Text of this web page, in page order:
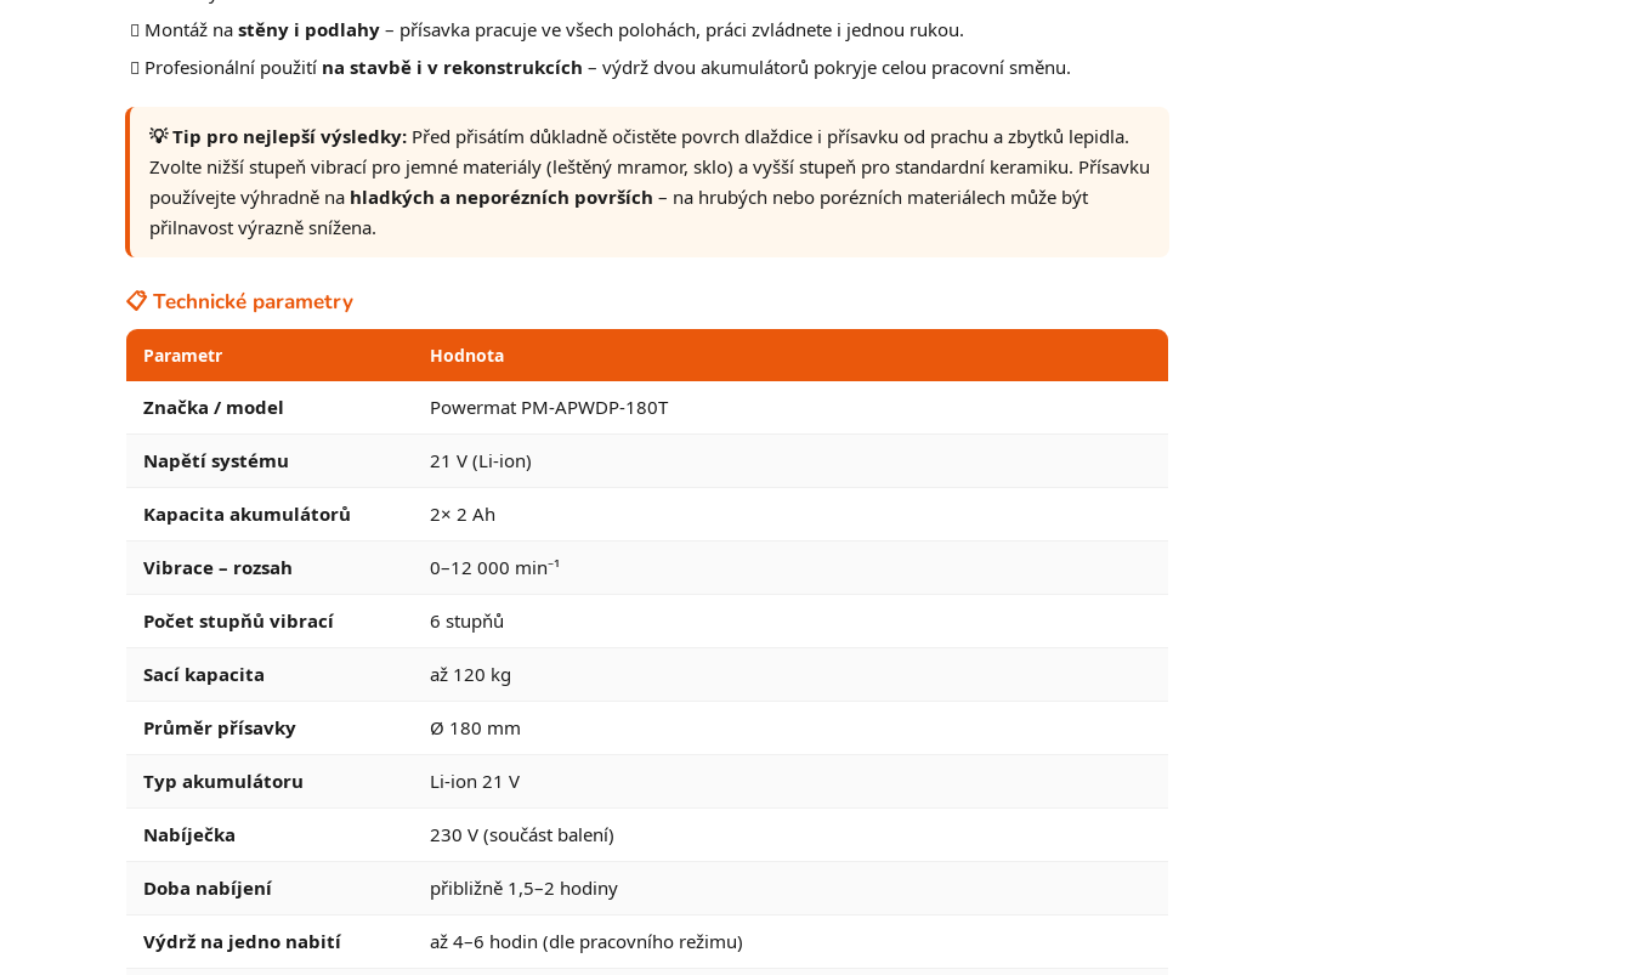
Montáž na stěny i podlahy – přísavka pracuje ve všech polohách, práci zvládnete i jednou rukou.
Profesionální použití na stavbě i v rekonstrukcích – výdrž dvou akumulátorů pokryje celou pracovní směnu.
💡 Tip pro nejlepší výsledky: Před přisátím důkladně očistěte povrch dlaždice i přísavku od prachu a zbytků lepidla.
Zvolte nižší stupeň vibrací pro jemné materiály (leštěný mramor, sklo) a vyšší stupeň pro standardní keramiku. Přísavku
používejte výhradně na hladkých a neporézních površích – na hrubých nebo porézních materiálech může být
přilnavost výrazně snížena.
📋 Technické parametry
Parametr Hodnota
Značka / model Powermat PM-APWDP-180T
Napětí systému 21 V (Li-ion)
Kapacita akumulátorů 2× 2 Ah
Vibrace – rozsah 0–12 000 min⁻¹
Počet stupňů vibrací 6 stupňů
Sací kapacita až 120 kg
Průměr přísavky Ø 180 mm
Typ akumulátoru Li-ion 21 V
Nabíječka 230 V (součást balení)
Doba nabíjení přibližně 1,5–2 hodiny
Výdrž na jedno nabití až 4–6 hodin (dle pracovního režimu)